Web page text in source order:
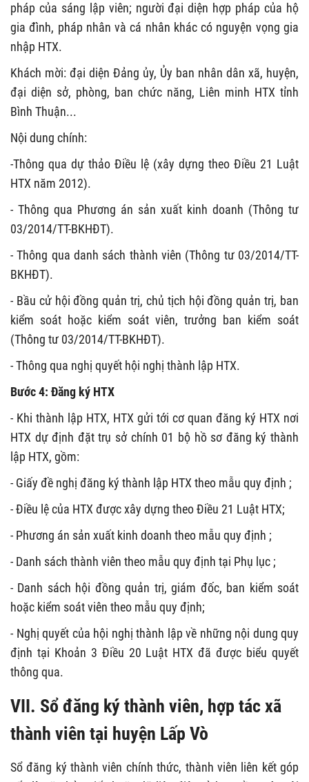
pháp của sáng lập viên; người đại diện hợp pháp của hộ
gia đình, pháp nhân và cá nhân khác có nguyện vọng gia
nhập HTX.
Khách mời: đại diện Đảng ủy, Ủy ban nhân dân xã, huyện,
đại diện sở, phòng, ban chức năng, Liên minh HTX tỉnh
Bình Thuận...
Nội dung chính:
-Thông qua dự thảo Điều lệ (xây dựng theo Điều 21 Luật
HTX năm 2012).
- Thông qua Phương án sản xuất kinh doanh (Thông tư
03/2014/TT-BKHĐT).
- Thông qua danh sách thành viên (Thông tư 03/2014/TT-
BKHĐT).
- Bầu cử hội đồng quản trị, chủ tịch hội đồng quản trị, ban
kiểm soát hoặc kiểm soát viên, trưởng ban kiểm soát
(Thông tư 03/2014/TT-BKHĐT).
- Thông qua nghị quyết hội nghị thành lập HTX.
Bước 4: Đăng ký HTX
- Khi thành lập HTX, HTX gửi tới cơ quan đăng ký HTX nơi
HTX dự định đặt trụ sở chính 01 bộ hồ sơ đăng ký thành
lập HTX, gồm:
- Giấy đề nghị đăng ký thành lập HTX theo mẫu quy định ;
- Điều lệ của HTX được xây dựng theo Điều 21 Luật HTX;
- Phương án sản xuất kinh doanh theo mẫu quy định ;
- Danh sách thành viên theo mẫu quy định tại Phụ lục ;
- Danh sách hội đồng quản trị, giám đốc, ban kiểm soát
hoặc kiểm soát viên theo mẫu quy định;
- Nghị quyết của hội nghị thành lập về những nội dung quy
định tại Khoản 3 Điều 20 Luật HTX đã được biểu quyết
thông qua.
VII. Sổ đăng ký thành viên, hợp tác xã
thành viên tại huyện Lấp Vò
Sổ đăng ký thành viên chính thức, thành viên liên kết góp